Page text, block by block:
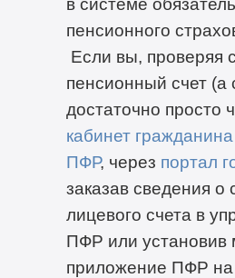
пенсионного
Если вы, проверяя
пенсионный счет (а
достаточно просто
кабинет
ПФР, через портал
заказав сведения о
лицевого счета в
ПФР или установив
приложение ПФР на